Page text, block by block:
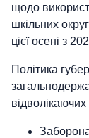
щодо
шкільних
цієї осені з
Політика